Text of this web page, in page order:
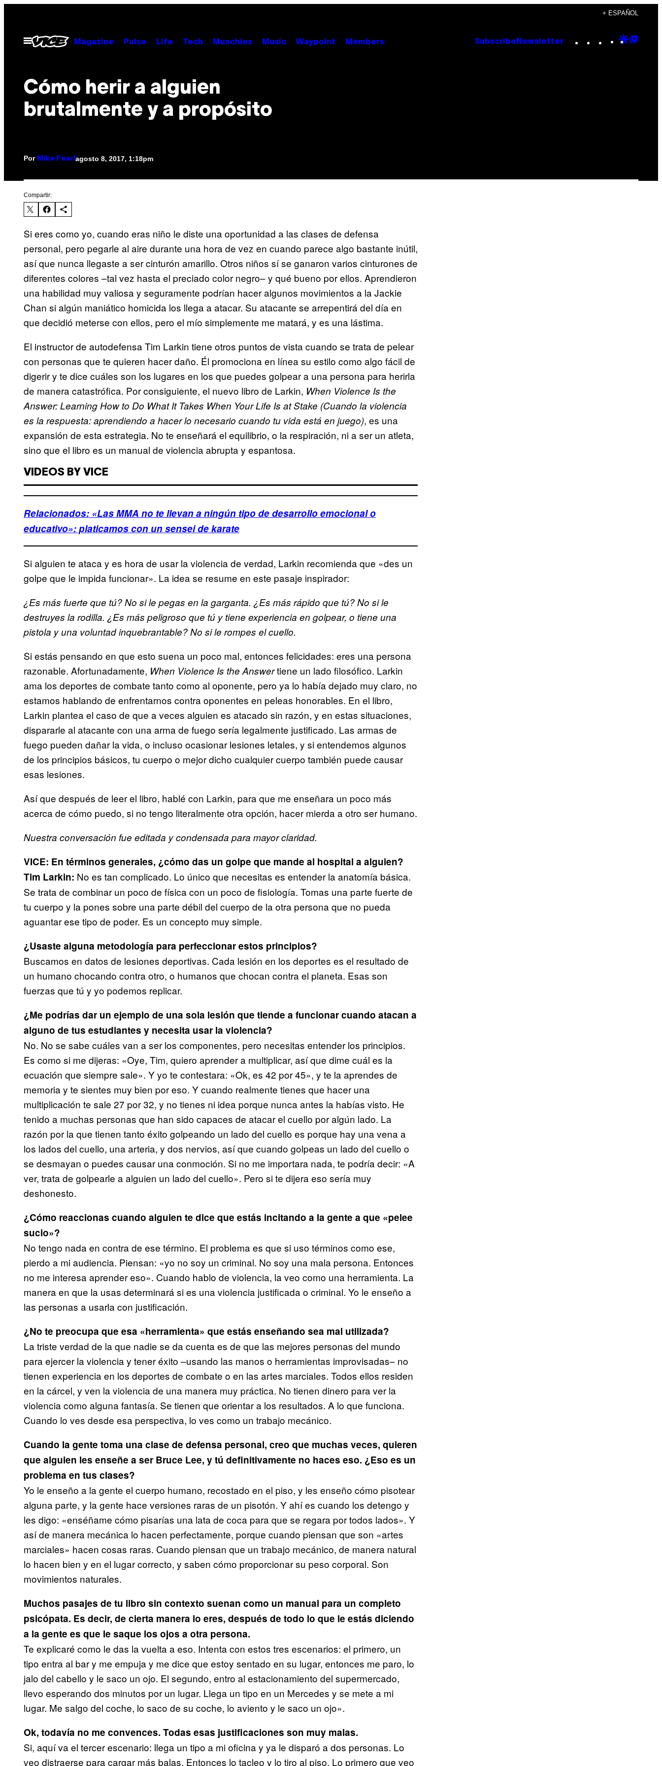
contenido
+ ESPAÑOL
Abrir
Menú
Magazine Pulse Life Tech Munchies Music Waypoint Members Subscribe Newsletter Instagram
TikTok
YouTube
Google
Cómo herir a alguien
brutalmente y a propósito
Por Mike Pearl agosto 8, 2017, 1:18pm
Compartir:
Si eres como yo, cuando eras niño le diste una oportunidad a las clases de defensa
personal, pero pegarle al aire durante una hora de vez en cuando parece algo bastante inútil,
así que nunca llegaste a ser cinturón amarillo. Otros niños sí se ganaron varios cinturones de
diferentes colores –tal vez hasta el preciado color negro– y qué bueno por ellos. Aprendieron
una habilidad muy valiosa y seguramente podrían hacer algunos movimientos a la Jackie
Chan si algún maniático homicida los llega a atacar. Su atacante se arrepentirá del día en
que decidió meterse con ellos, pero el mío simplemente me matará, y es una lástima.
El instructor de autodefensa Tim Larkin tiene otros puntos de vista cuando se trata de pelear
con personas que te quieren hacer daño. Él promociona en línea su estilo como algo fácil de
digerir y te dice cuáles son los lugares en los que puedes golpear a una persona para herirla
de manera catastrófica. Por consiguiente, el nuevo libro de Larkin, When Violence Is the
Answer: Learning How to Do What It Takes When Your Life Is at Stake (Cuando la violencia
es la respuesta: aprendiendo a hacer lo necesario cuando tu vida está en juego), es una
expansión de esta estrategia. No te enseñará el equilibrio, o la respiración, ni a ser un atleta,
sino que el libro es un manual de violencia abrupta y espantosa.
VIDEOS BY VICE
Relacionados: «Las MMA no te llevan a ningún tipo de desarrollo emocional o
educativo»: platicamos con un sensei de karate
Si alguien te ataca y es hora de usar la violencia de verdad, Larkin recomienda que «des un
golpe que le impida funcionar». La idea se resume en este pasaje inspirador:
¿Es más fuerte que tú? No si le pegas en la garganta. ¿Es más rápido que tú? No si le
destruyes la rodilla. ¿Es más peligroso que tú y tiene experiencia en golpear, o tiene una
pistola y una voluntad inquebrantable? No si le rompes el cuello.
Si estás pensando en que esto suena un poco mal, entonces felicidades: eres una persona
razonable. Afortunadamente, When Violence Is the Answertiene un lado filosófico. Larkin
ama los deportes de combate tanto como al oponente, pero ya lo había dejado muy claro, no
estamos hablando de enfrentarnos contra oponentes en peleas honorables. En el libro,
Larkin plantea el caso de que a veces alguien es atacado sin razón, y en estas situaciones,
dispararle al atacante con una arma de fuego sería legalmente justificado. Las armas de
fuego pueden dañar la vida, o incluso ocasionar lesiones letales, y si entendemos algunos
de los principios básicos, tu cuerpo o mejor dicho cualquier cuerpo también puede causar
esas lesiones.
Así que después de leer el libro, hablé con Larkin, para que me enseñara un poco más
acerca de cómo puedo, si no tengo literalmente otra opción, hacer mierda a otro ser humano.
Nuestra conversación fue editada y condensada para mayor claridad.
VICE: En términos generales, ¿cómo das un golpe que mande al hospital a alguien?
Tim Larkin: No es tan complicado. Lo único que necesitas es entender la anatomía básica.
Se trata de combinar un poco de física con un poco de fisiología. Tomas una parte fuerte de
tu cuerpo y la pones sobre una parte débil del cuerpo de la otra persona que no pueda
aguantar ese tipo de poder. Es un concepto muy simple.
¿Usaste alguna metodología para perfeccionar estos principios?
Buscamos en datos de lesiones deportivas. Cada lesión en los deportes es el resultado de
un humano chocando contra otro, o humanos que chocan contra el planeta. Esas son
fuerzas que tú y yo podemos replicar.
¿Me podrías dar un ejemplo de una sola lesión que tiende a funcionar cuando atacan a
alguno de tus estudiantes y necesita usar la violencia?
No. No se sabe cuáles van a ser los componentes, pero necesitas entender los principios.
Es como si me dijeras: «Oye, Tim, quiero aprender a multiplicar, así que dime cuál es la
ecuación que siempre sale». Y yo te contestara: «Ok, es 42 por 45», y te la aprendes de
memoria y te sientes muy bien por eso. Y cuando realmente tienes que hacer una
multiplicación te sale 27 por 32, y no tienes ni idea porque nunca antes la habías visto. He
tenido a muchas personas que han sido capaces de atacar el cuello por algún lado. La
razón por la que tienen tanto éxito golpeando un lado del cuello es porque hay una vena a
los lados del cuello, una arteria, y dos nervios, así que cuando golpeas un lado del cuello o
se desmayan o puedes causar una conmoción. Si no me importara nada, te podría decir: «A
ver, trata de golpearle a alguien un lado del cuello». Pero si te dijera eso sería muy
deshonesto.
¿Cómo reaccionas cuando alguien te dice que estás incitando a la gente a que «pelee
sucio»?
No tengo nada en contra de ese término. El problema es que si uso términos como ese,
pierdo a mi audiencia. Piensan: «yo no soy un criminal. No soy una mala persona. Entonces
no me interesa aprender eso». Cuando hablo de violencia, la veo como una herramienta. La
manera en que la usas determinará si es una violencia justificada o criminal. Yo le enseño a
las personas a usarla con justificación.
¿No te preocupa que esa «herramienta» que estás enseñando sea mal utilizada?
La triste verdad de la que nadie se da cuenta es de que las mejores personas del mundo
para ejercer la violencia y tener éxito –usando las manos o herramientas improvisadas– no
tienen experiencia en los deportes de combate o en las artes marciales. Todos ellos residen
en la cárcel, y ven la violencia de una manera muy práctica. No tienen dinero para ver la
violencia como alguna fantasía. Se tienen que orientar a los resultados. A lo que funciona.
Cuando lo ves desde esa perspectiva, lo ves como un trabajo mecánico.
Cuando la gente toma una clase de defensa personal, creo que muchas veces, quieren
que alguien les enseñe a ser Bruce Lee, y tú definitivamente no haces eso. ¿Eso es un
problema en tus clases?
Yo le enseño a la gente el cuerpo humano, recostado en el piso, y les enseño cómo pisotear
alguna parte, y la gente hace versiones raras de un pisotón. Y ahí es cuando los detengo y
les digo: «enséñame cómo pisarías una lata de coca para que se regara por todos lados». Y
así de manera mecánica lo hacen perfectamente, porque cuando piensan que son «artes
marciales» hacen cosas raras. Cuando piensan que un trabajo mecánico, de manera natural
lo hacen bien y en el lugar correcto, y saben cómo proporcionar su peso corporal. Son
movimientos naturales.
Muchos pasajes de tu libro sin contexto suenan como un manual para un completo
psicópata. Es decir, de cierta manera lo eres, después de todo lo que le estás diciendo
a la gente es que le saque los ojos a otra persona.
Te explicaré como le das la vuelta a eso. Intenta con estos tres escenarios: el primero, un
tipo entra al bar y me empuja y me dice que estoy sentado en su lugar, entonces me paro, lo
jalo del cabello y le saco un ojo. El segundo, entro al estacionamiento del supermercado,
llevo esperando dos minutos por un lugar. Llega un tipo en un Mercedes y se mete a mi
lugar. Me salgo del coche, lo saco de su coche, lo aviento y le saco un ojo».
Ok, todavía no me convences. Todas esas justificaciones son muy malas.
Si, aquí va el tercer escenario: llega un tipo a mi oficina y ya le disparó a dos personas. Lo
veo distraerse para cargar más balas. Entonces lo tacleo y lo tiro al piso. Lo primero que veo